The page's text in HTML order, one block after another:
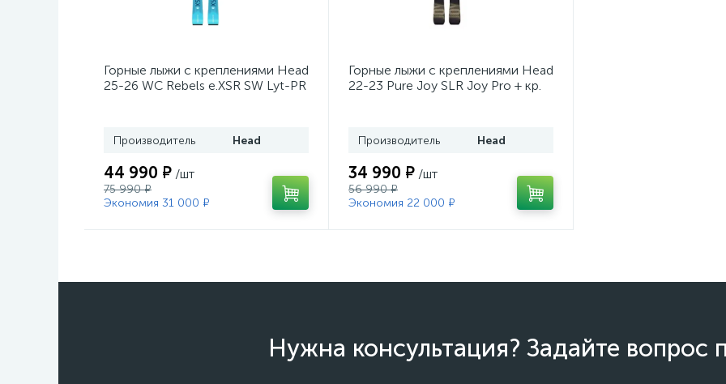
Горные лыжи с креплениями Head
25-26 WC Rebels e.XSR SW Lyt-PR
Производитель Head
44 990 ₽ /шт
75 990 ₽
Экономия 31 000 ₽
Горные лыжи с креплениями Head
22-23 Pure Joy SLR Joy Pro + кр.
Производитель Head
34 990 ₽ /шт
56 990 ₽
Экономия 22 000 ₽
Нужна консультация? Задайте вопрос